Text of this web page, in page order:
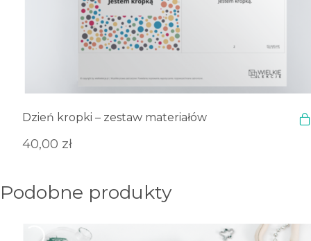
Dzień kropki – zestaw materiałów
40,00 zł
Podobne produkty